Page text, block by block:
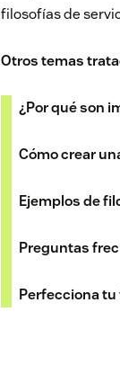
filosofías de
Otros temas
¿Por qué son
Cómo crear
Ejemplos de
Preguntas
Perfecciona tu